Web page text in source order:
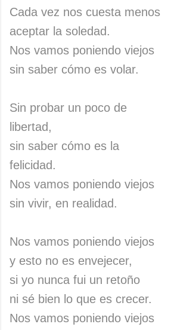
Cada vez nos cuesta menos
aceptar la soledad.
Nos vamos poniendo viejos
sin saber cómo es volar.
Sin probar un poco de
libertad,
sin saber cómo es la
felicidad.
Nos vamos poniendo viejos
sin vivir, en realidad.
Nos vamos poniendo viejos
y esto no es envejecer,
si yo nunca fui un retoño
ni sé bien lo que es crecer.
Nos vamos poniendo viejos